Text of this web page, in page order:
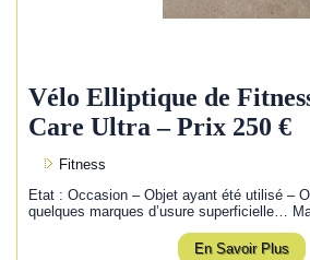
Vélo Elliptique de
Care Ultra – Prix 250 €
Fitness
Etat : Occasion – Objet ayant été utilisé –
quelques marques d’usure superficielle…
En Savoir Plus